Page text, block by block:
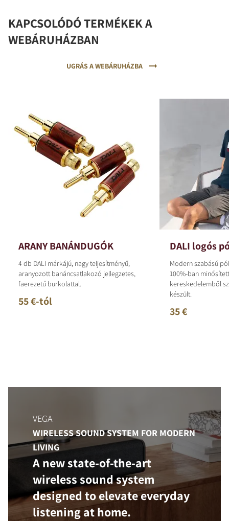
KAPCSOLÓDÓ TERMÉKEK A
WEBÁRUHÁZBAN
UGRÁS A WEBÁRUHÁZBA
ARANY BANÁNDUGÓK
4 db DALI márkájú, nagy teljesítményű,
aranyozott banáncsatlakozó jellegzetes,
faerezetű burkolattal.
55 €-tól
DALI logós
Modern szabású
100%-ban
kereskedelemből
készült.
35 €
VEGA
WIRELESS SOUND SYSTEM FOR MODERN
LIVING
A new state-of-the-art
wireless sound system
designed to elevate everyday
listening at home.